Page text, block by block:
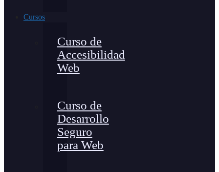
Cursos
Curso de
Accesibilidad
Web
Curso de
Desarrollo
Seguro
para Web